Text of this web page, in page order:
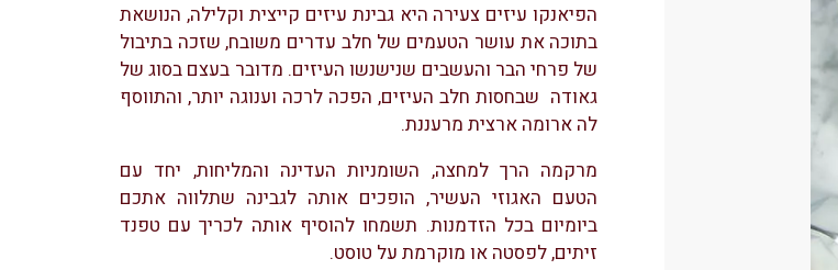
הפיאנקו עיזים צעירה היא גבינת עיזים קייצית וקלילה, הנושאת
בתוכה את עושר הטעמים של חלב עדרים משובח, שזכה בתיבול
של פרחי הבר והעשבים שנישנשו העיזים. מדובר בעצם בסוג של
גאודה שבחסות חלב העיזים, הפכה לרכה וענוגה יותר, והתווסף
לה ארומה ארצית מרעננת.
מרקמה הרך למחצה, השומניות העדינה והמליחות, יחד עם
הטעם האגוזי העשיר, הופכים אותה לגבינה שתלווה אתכם
ביומיום בכל הזדמנות. תשמחו להוסיף אותה לכריך עם טפנד
זיתים, לפסטה או מוקרמת על טוסט.